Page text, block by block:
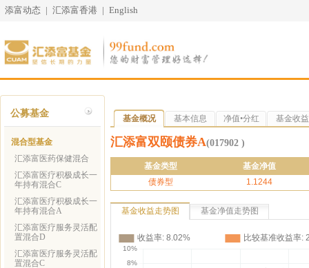
添富动态 | 汇添富香港 | English
公募基金
混合型基金
汇添富医药保健混合
汇添富医疗积极成长一
年持有混合C
汇添富医疗积极成长一
年持有混合A
汇添富医疗服务灵活配
置混合D
汇添富医疗服务灵活配
置混合C
基金概况 基本信息 净值•分红 基金收益
汇添富双颐债券A(017902 )
基金类型
基金净值
债券型
1.1244
基金收益走势图 基金净值走势图